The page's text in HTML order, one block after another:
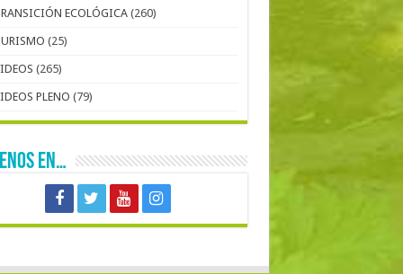
ECOLÓGICA (260)
(25)
(265)
PLENO (79)
EN…